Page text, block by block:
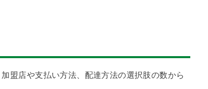
盟店や支払い方法、配達方法の選択肢の数から